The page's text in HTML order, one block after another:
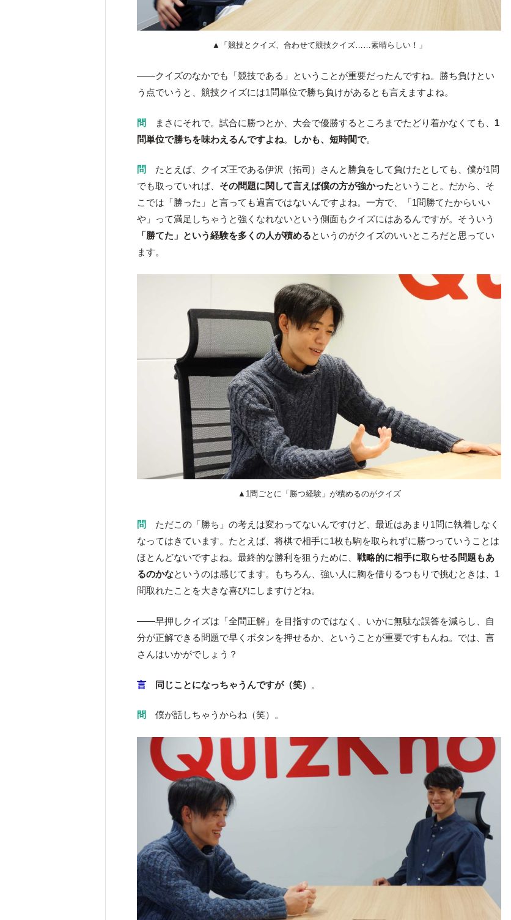
▲「競技とクイズ、合わせて競技クイズ……素晴らしい！」
――クイズのなかでも「競技である」ということが重要だったんですね。勝ち負けとい
う点でいうと、競技クイズには1問単位で勝ち負けがあるとも言えますよね。
問 まさにそれで。試合に勝つとか、大会で優勝するところまでたどり着かなくても、 1
問単位で勝ちを味わえるんですよね。 しかも、短時間で。
問
たとえば、クイズ王である伊沢（拓司）さんと勝負をして負けたとしても、僕が1問
でも取っていれば、 その問題に関して言えば僕の方が強かったということ。だから、そ
こでは「勝った」と言っても過言ではないんですよね。一方で、「1問勝てたからいい
や」って満足しちゃうと強くなれないという側面もクイズにはあるんですが。そういう
「勝てた」という経験を多くの人が積めるというのがクイズのいいところだと思ってい
ます。
▲1問ごとに「勝つ経験」が積めるのがクイズ
問
ただこの「勝ち」の考えは変わってないんですけど、最近はあまり1問に執着しなく
なってはきています。たとえば、将棋で相手に1枚も駒を取られずに勝つっていうことは
ほとんどないですよね。最終的な勝利を狙うために、戦略的に相手に取らせる問題もあ
るのかなというのは感じてます。もちろん、強い人に胸を借りるつもりで挑むときは、1
問取れたことを大きな喜びにしますけどね。
――早押しクイズは「全問正解」を目指すのではなく、いかに無駄な誤答を減らし、自
分が正解できる問題で早くボタンを押せるか、ということが重要ですもんね。では、言
さんはいかがでしょう？
言 同じことになっちゃうんですが（笑） 。
問 僕が話しちゃうからね（笑）。